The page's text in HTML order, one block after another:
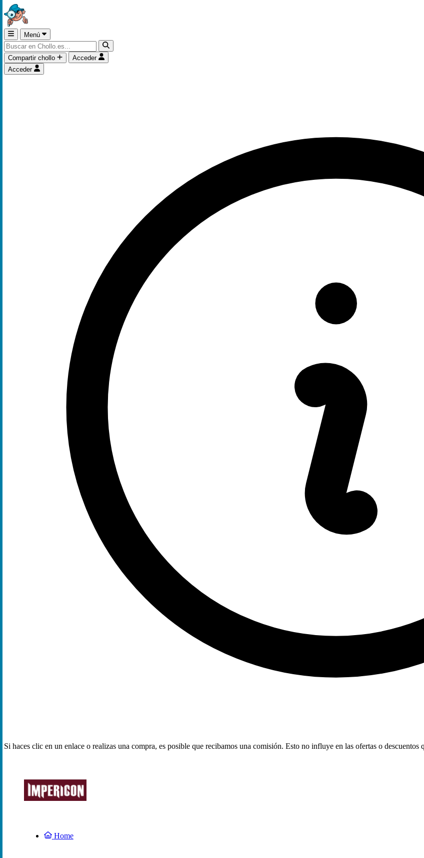
Menú
Compartir chollo
Acceder
Acceder
Si haces clic en un enlace o realizas una compra, es posible que recibamos una comisión. Esto no influye en las ofertas o descuentos
Home